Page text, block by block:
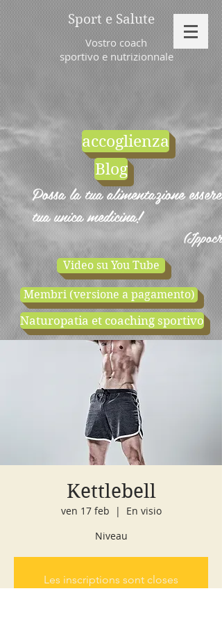
Sport e Salute
Vostro coach
sportivo e nutrizionnale
accoglienza
Blog
Possa la tua alimentazione essere
tua unica medicina!
Video su You Tube
Membri (versione a pagamento)
Naturopatia et coaching sportivo
cours d'essai
Kettlebell
ven 17 feb
  |
En visio
Niveau
Les inscriptions sont closes